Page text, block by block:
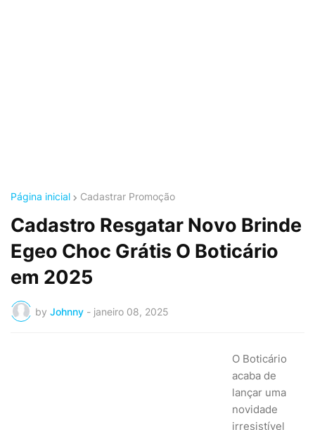
Página inicial Cadastrar Promoção
Cadastro Resgatar Novo Brinde
Egeo Choc Grátis O Boticário
em 2025
by Johnny - janeiro 08, 2025
O Boticário
acaba de
lançar uma
novidade
irresistível